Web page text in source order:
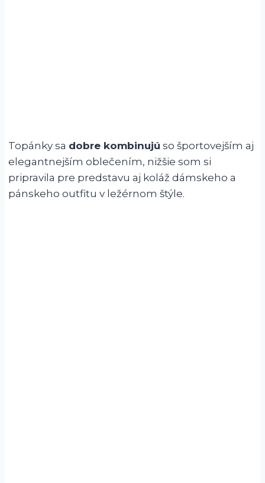
Topánky sa dobre kombinujú so športovejším aj
elegantnejším oblečením, nižšie som si
pripravila pre predstavu aj koláž dámskeho a
pánskeho outfitu v ležérnom štýle.